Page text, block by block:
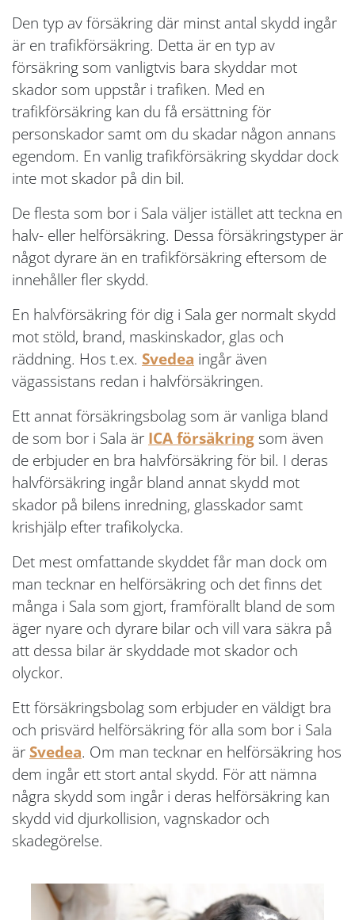
Den typ av försäkring där minst antal skydd ingår
är en trafikförsäkring. Detta är en typ av
försäkring som vanligtvis bara skyddar mot
skador som uppstår i trafiken. Med en
trafikförsäkring kan du få ersättning för
personskador samt om du skadar någon annans
egendom. En vanlig trafikförsäkring skyddar dock
inte mot skador på din bil.
De flesta som bor i Sala väljer istället att teckna en
halv- eller helförsäkring. Dessa försäkringstyper är
något dyrare än en trafikförsäkring eftersom de
innehåller fler skydd.
En halvförsäkring för dig i Sala ger normalt skydd
mot stöld, brand, maskinskador, glas och
räddning. Hos t.ex. Svedea ingår även
vägassistans redan i halvförsäkringen.
Ett annat försäkringsbolag som är vanliga bland
de som bor i Sala är ICA försäkring som även
de erbjuder en bra halvförsäkring för bil. I deras
halvförsäkring ingår bland annat skydd mot
skador på bilens inredning, glasskador samt
krishjälp efter trafikolycka.
Det mest omfattande skyddet får man dock om
man tecknar en helförsäkring och det finns det
många i Sala som gjort, framförallt bland de som
äger nyare och dyrare bilar och vill vara säkra på
att dessa bilar är skyddade mot skador och
olyckor.
Ett försäkringsbolag som erbjuder en väldigt bra
och prisvärd helförsäkring för alla som bor i Sala
är Svedea. Om man tecknar en helförsäkring hos
dem ingår ett stort antal skydd. För att nämna
några skydd som ingår i deras helförsäkring kan
skydd vid djurkollision, vagnskador och
skadegörelse.